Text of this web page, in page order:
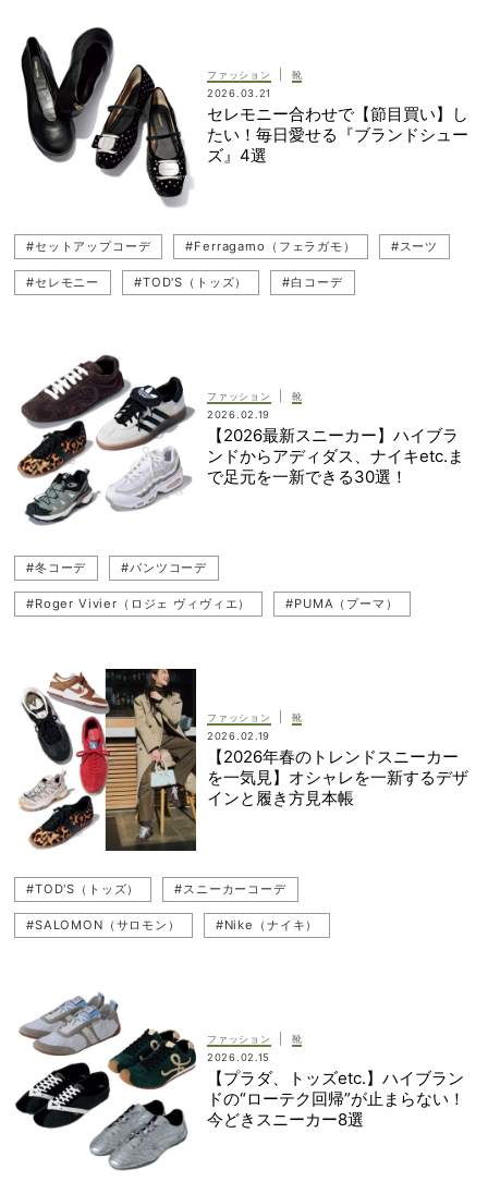
#DIANA（ダイアナ） #ネイビーコーデ
#入園式
#入園式 #TOD'S（トッズ）
#セレモニー
#PELLICO SUNNY（ペリーコ サニー） #HUNTER（ハンター）
#ネイビーコーデ #入学式 #通勤コーデ
#ぺたんこ（フラットシューズ）
#PIERRE HARDY（ピエール アルディ）
#LE TALON（ル タロン） #PELLICO（ペリーコ）
#入学式・入園式 #Ferragamo（フェラガモ）
#セットアップコーデ
ファッション
靴
2026.03.21
セレモニー合わせで【節目買い】し
たい！毎日愛せる『ブランドシュー
ズ』4選
#セットアップコーデ #Ferragamo（フェラガモ） #スーツ
#セレモニー #TOD'S（トッズ） #白コーデ
#JIMMY CHOO（ジミーチュウ）
#Sergio Rossi（セルジオ ロッシ） #デニムコーデ
ファッション
靴
2026.02.19
【2026最新スニーカー】ハイブラ
ンドからアディダス、ナイキetc.ま
で足元を一新できる30選！
#冬コーデ #パンツコーデ
#Roger Vivier（ロジェ ヴィヴィエ） #PUMA（プーマ）
#ZARA（ザラ） #LOEWE（ロエベ）
#CELINE（セリーヌ） #BALENCIAGA（バレンシアガ）
#ハイテクスニーカーコーデ
#Bottega Veneta（ボッテガ・ヴェネタ） #トレンドスニーカー
#TOD'S（トッズ） #スニーカーコーデ
#Nike（ナイキ）
#PRADA（プラダ） #adidas（アディダス）
ファッション
靴
2026.02.19
【2026年春のトレンドスニーカー
を一気見】オシャレを一新するデザ
インと履き方見本帳
#TOD'S（トッズ） #スニーカーコーデ
#SALOMON（サロモン） #Nike（ナイキ）
#LOEWE（ロエベ）
#CELINE（セリーヌ） #ZARA（ザラ）
#岡本あずさ #BALENCIAGA（バレンシアガ） #貴島明日香
#Bottega Veneta（ボッテガ・ヴェネタ）
#Roger Vivier（ロジェ ヴィヴィエ）
ファッション
靴
2026.02.15
【プラダ、トッズetc.】ハイブラン
ドの“ローテク回帰”が止まらない！
今どきスニーカー8選